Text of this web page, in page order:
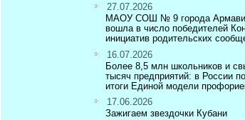
27.07.2026
МАОУ СОШ № 9 города
вошла в число победителей
инициатив родительских
16.07.2026
Более 8,5 млн школьников и
тысяч предприятий: в России
итоги Единой модели
17.06.2026
Зажигаем звездочки Кубани